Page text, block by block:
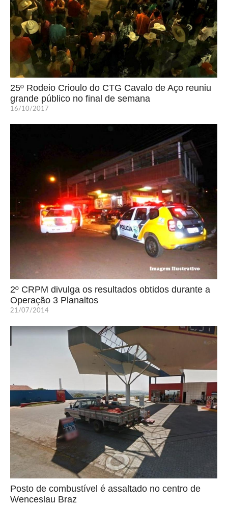
25º Rodeio Crioulo do CTG Cavalo de Aço reuniu
grande público no final de semana
16/10/2017
2º CRPM divulga os resultados obtidos durante a
Operação 3 Planaltos
21/07/2014
Posto de combustível é assaltado no centro de
Wenceslau Braz